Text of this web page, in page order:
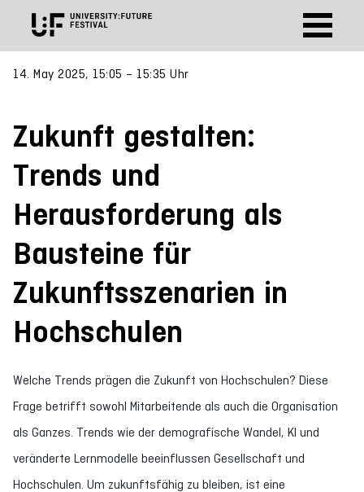
14. May 2025, 15:05 – 15:35 Uhr
Zukunft gestalten:
Trends und
Herausforderung als
Bausteine für
Zukunftsszenarien in
Hochschulen
Welche Trends prägen die Zukunft von Hochschulen? Diese
Frage betrifft sowohl Mitarbeitende als auch die Organisation
als Ganzes. Trends wie der demografische Wandel, KI und
veränderte Lernmodelle beeinflussen Gesellschaft und
Hochschulen. Um zukunftsfähig zu bleiben, ist eine